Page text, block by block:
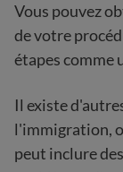
Vous pouvez
de votre
étapes comme
Il existe
l'immigration,
peut inclure